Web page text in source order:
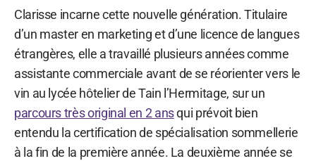
Clarisse incarne cette nouvelle génération. Titulaire
d’un master en marketing et d’une licence de langues
étrangères, elle a travaillé plusieurs années comme
assistante commerciale avant de se réorienter vers le
vin au lycée hôtelier de Tain l’Hermitage, sur un
parcours très original en 2 ansqui prévoit bien
entendu la certification de spécialisation sommellerie
à la fin de la première année. La deuxième année se